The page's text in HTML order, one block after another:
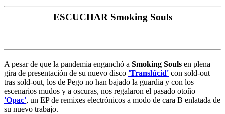
ESCUCHAR Smoking Souls
A pesar de que la pandemia enganchó a Smoking Souls en plena
gira de presentación de su nuevo disco 'Translúcid' con sold-out
tras sold-out, los de Pego no han bajado la guardia y con los
escenarios mudos y a oscuras, nos regalaron el pasado otoño
'Opac', un EP de remixes electrónicos a modo de cara B enlatada de
su nuevo trabajo.